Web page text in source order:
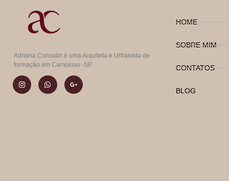
Adriana Consulin é uma Arquiteta e Urbanista de
formação em Campinas -SP.
HOME
SOBRE MIM
CONTATOS
BLOG